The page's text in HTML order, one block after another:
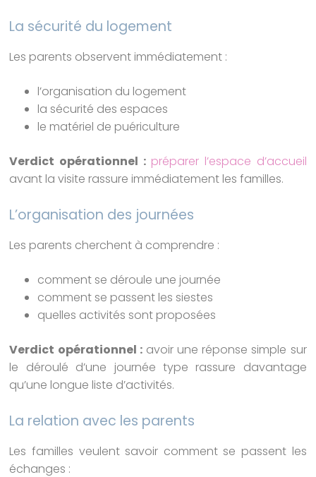
La sécurité du logement
Les parents observent immédiatement :
l’organisation du logement
la sécurité des espaces
le matériel de puériculture
Verdict opérationnel : préparer l’espace d’accueil
avant la visite rassure immédiatement les familles.
L’organisation des journées
Les parents cherchent à comprendre :
comment se déroule une journée
comment se passent les siestes
quelles activités sont proposées
Verdict opérationnel :avoir une réponse simple sur
le déroulé d’une journée type rassure davantage
qu’une longue liste d’activités.
La relation avec les parents
Les familles veulent savoir comment se passent les
échanges :